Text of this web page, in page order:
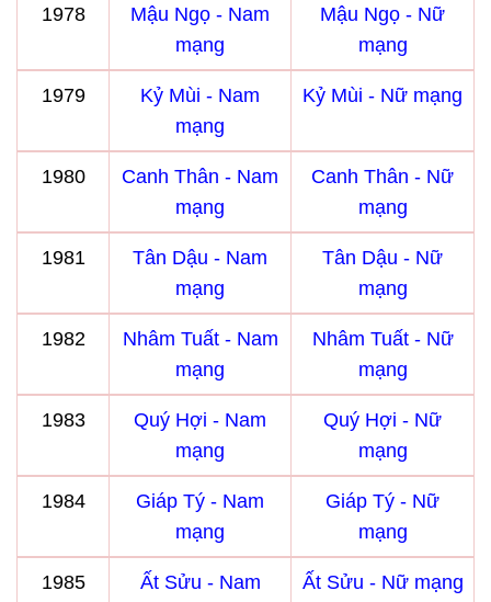
1978
Mậu Ngọ - Nam
mạng
Mậu Ngọ - Nữ
mạng
1979
Kỷ Mùi - Nam
mạng
Kỷ Mùi - Nữ mạng
1980
Canh Thân - Nam
mạng
Canh Thân - Nữ
mạng
1981
Tân Dậu - Nam
mạng
Tân Dậu - Nữ
mạng
1982
Nhâm Tuất - Nam
mạng
Nhâm Tuất - Nữ
mạng
1983
Quý Hợi - Nam
mạng
Quý Hợi - Nữ
mạng
1984
Giáp Tý - Nam
mạng
Giáp Tý - Nữ
mạng
1985
Ất Sửu - Nam
Ất Sửu - Nữ mạng